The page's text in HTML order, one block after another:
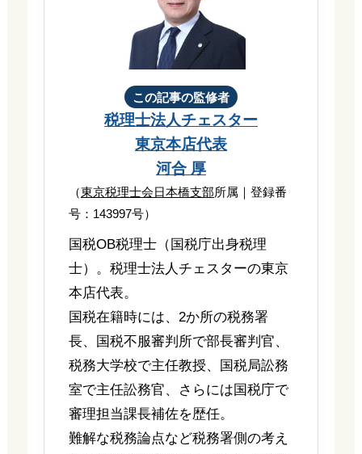
この記事の監修者
税理士法人チェスター
東京本店代表
河合 厚
（東京税理士会日本橋支部所属｜登録番
号：143997号）
国税OB税理士（国税庁出身税理
士）。税理士法人チェスターの東京
本店代表。
国税在籍時には、2か所の税務署
長、国税不服審判所で部長審判官、
税務大学校で主任教授、国税局訟務
室で主任訟務官、さらには国税庁で
審理担当課長補佐を歴任。
難解な税務論点など税務署側の考え